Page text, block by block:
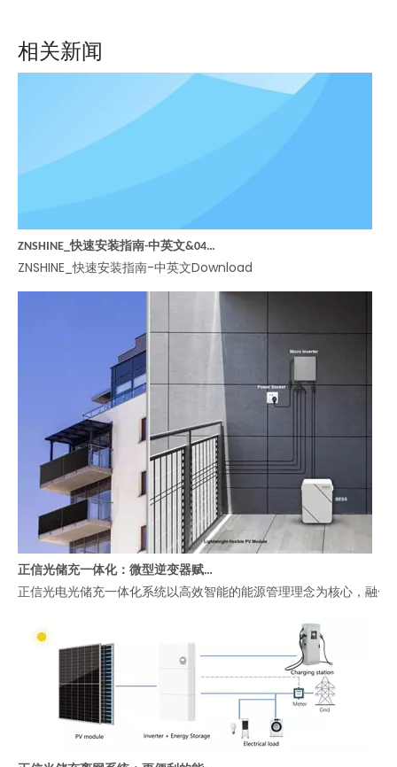
相关新闻
ZNSHINE_快速安装指南-中英文&047A 光伏组件卸货、拆包、二次转运规范
ZNSHINE_快速安装指南-中英文Download
正信光储充一体化：微型逆变器赋能高效智能阳台能源管理
正信光电光储充一体化系统以高效智能的能源管理理念为核心，融